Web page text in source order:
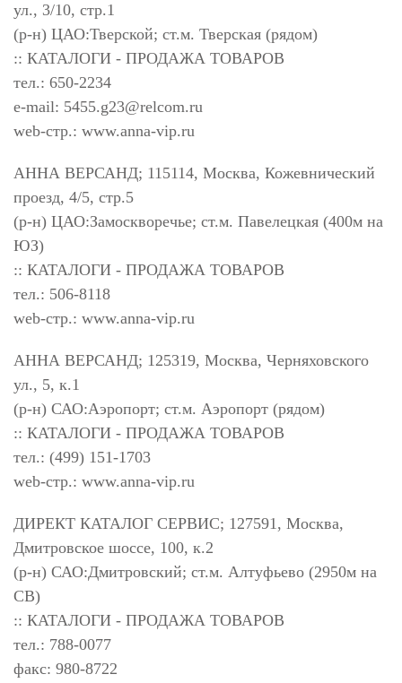
ул., 3/10, стр.1
(р-н) ЦАО:Тверской; ст.м. Тверская (рядом)
:: КАТАЛОГИ - ПРОДАЖА ТОВАРОВ
тел.: 650-2234
e-mail: 5455.g23@relcom.ru
web-стр.: www.anna-vip.ru
АННА ВЕРСАНД; 115114, Москва, Кожевнический
проезд, 4/5, стр.5
(р-н) ЦАО:Замоскворечье; ст.м. Павелецкая (400м на
ЮЗ)
:: КАТАЛОГИ - ПРОДАЖА ТОВАРОВ
тел.: 506-8118
web-стр.: www.anna-vip.ru
АННА ВЕРСАНД; 125319, Москва, Черняховского
ул., 5, к.1
(р-н) САО:Аэропорт; ст.м. Аэропорт (рядом)
:: КАТАЛОГИ - ПРОДАЖА ТОВАРОВ
тел.: (499) 151-1703
web-стр.: www.anna-vip.ru
ДИРЕКТ КАТАЛОГ СЕРВИС; 127591, Москва,
Дмитровское шоссе, 100, к.2
(р-н) САО:Дмитровский; ст.м. Алтуфьево (2950м на
СВ)
:: КАТАЛОГИ - ПРОДАЖА ТОВАРОВ
тел.: 788-0077
факс: 980-8722